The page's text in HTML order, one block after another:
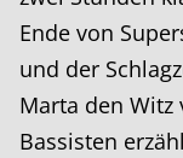
Ende von
und der
Marta den
Bassisten